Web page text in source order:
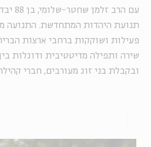
עם
תנועת היהדות המתחדשת. התנועה
פעילות ושוקקות ברחבי ארצות
שירה ותפילה מדיטטיבית ודוגלות
ובקבלת בני זוג מעורבים, חברי